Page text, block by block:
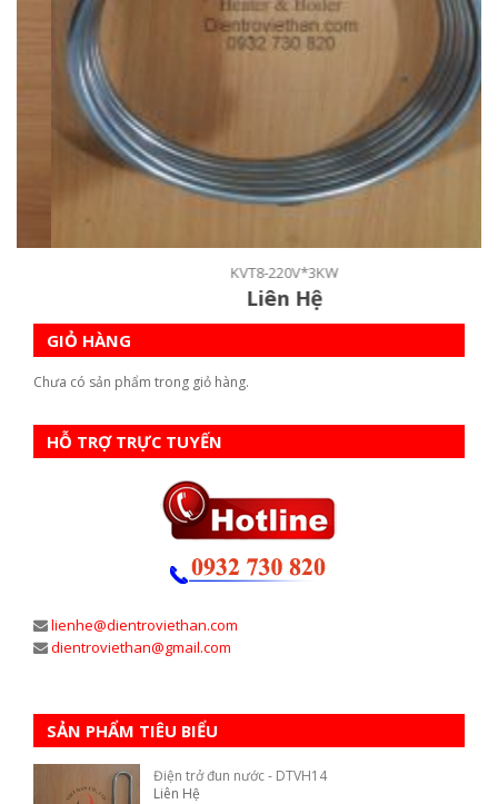
KVT8-220V*3KW
Liên Hệ
GIỎ HÀNG
Chưa có sản phẩm trong giỏ hàng.
HỖ TRỢ TRỰC TUYẾN
lienhe@dientroviethan.com
dientroviethan@gmail.com
SẢN PHẨM TIÊU BIỂU
Điện trở đun nước - DTVH14
Liên Hệ